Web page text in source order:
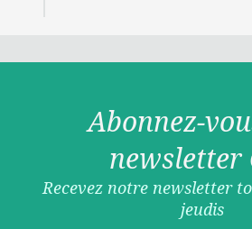
Abonnez-
newsletter
Recevez notre newsletter
jeudis